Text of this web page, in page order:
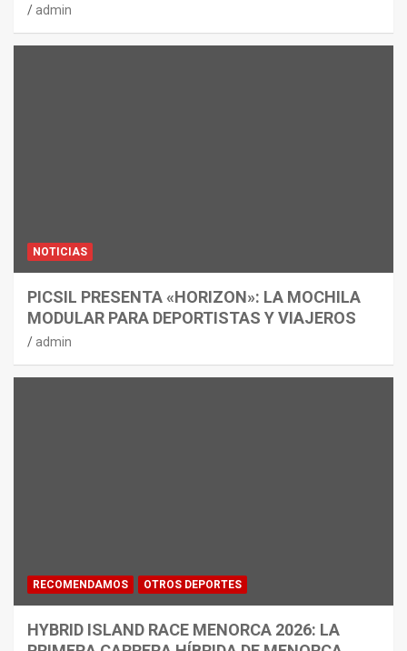
admin
NOTICIAS
PICSIL PRESENTA «HORIZON»: LA MOCHILA
MODULAR PARA DEPORTISTAS Y VIAJEROS
admin
RECOMENDAMOS OTROS DEPORTES
HYBRID ISLAND RACE MENORCA 2026: LA